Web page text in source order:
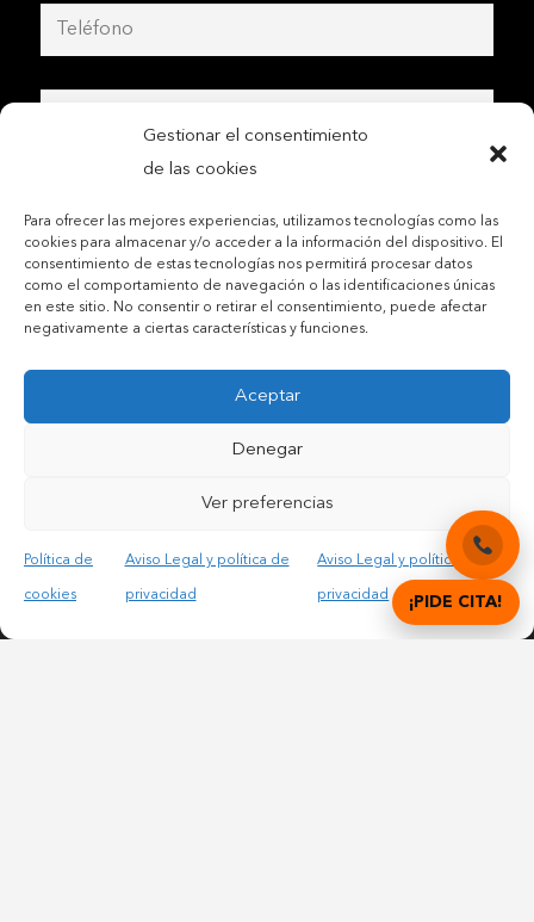
Gestionar el consentimiento
de las cookies
Para ofrecer las mejores experiencias, utilizamos tecnologías como las
cookies para almacenar y/o acceder a la información del dispositivo. El
consentimiento de estas tecnologías nos permitirá procesar datos
como el comportamiento de navegación o las identificaciones únicas
en este sitio. No consentir o retirar el consentimiento, puede afectar
negativamente a ciertas características y funciones.
Aceptar
Denegar
Ver preferencias
Política de
cookies
Aviso Legal y política de
privacidad
Aviso Legal y política de
privacidad
Acepto las condiciones legales y la política de privacidad
¡PIDE CITA!